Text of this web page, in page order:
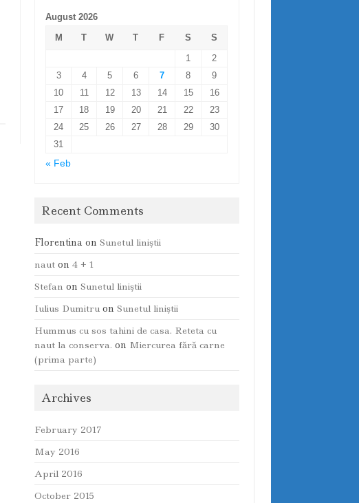
August 2026
M
T W T F S
S
1
2
3
4 5 6 7 8
9
10
11 12 13 14 15
16
17
18 19 20 21 22
23
24
25 26 27 28 29
30
31
« Feb
Recent Comments
Florentina onSunetul liniştii
naut on4 + 1
Stefan onSunetul liniştii
Iulius Dumitru onSunetul liniştii
Hummus cu sos tahini de casa. Reteta cu
naut la conserva. on Miercurea fără carne
(prima parte)
Archives
February 2017
May 2016
April 2016
October 2015